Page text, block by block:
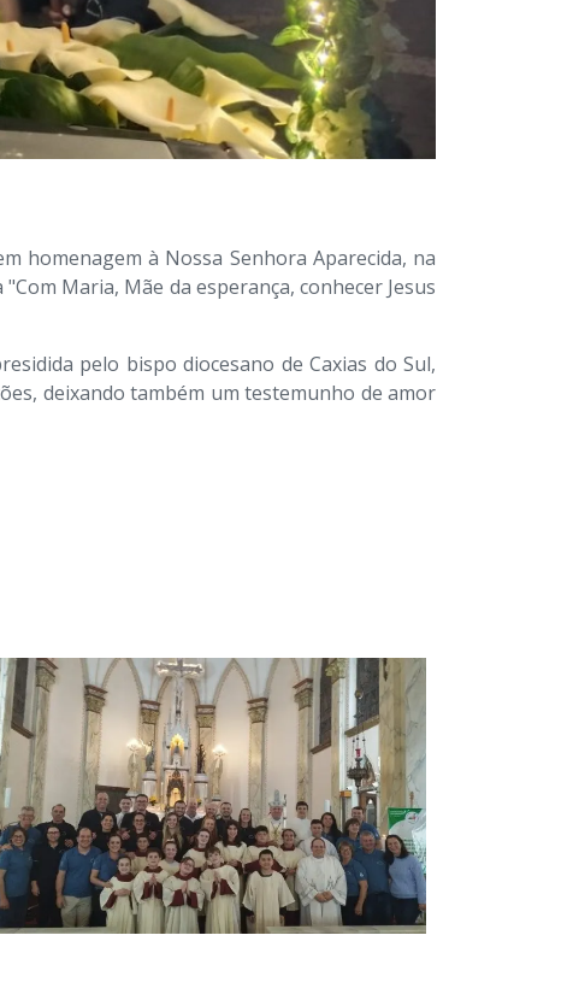
homenagem à Nossa Senhora Aparecida, na
Maria, Mãe da esperança, conhecer Jesus
pelo bispo diocesano de Caxias do Sul,
deixando também um testemunho de amor